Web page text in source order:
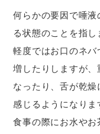
何らかの要因で唾
る状態のことを指し
軽度ではお口のネ
増したりしますが、
なったり、舌が乾
感じるようになりま
食事の際にお水やお